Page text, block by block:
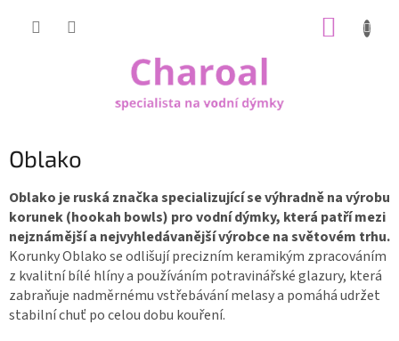
Oblako
Oblako je ruská značka specializující se výhradně na výrobu
korunek (hookah bowls) pro vodní dýmky, která patří mezi
nejznámější a nejvyhledávanější výrobce na světovém trhu.
Korunky Oblako se odlišují precizním keramikým zpracováním
z kvalitní bílé hlíny a používáním potravinářské glazury, která
zabraňuje nadměrnému vstřebávání melasy a pomáhá udržet
stabilní chuť po celou dobu kouření.